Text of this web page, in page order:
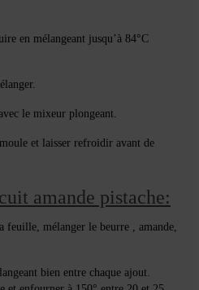
en mélangeant jusqu’à 84°C
le mixeur plongeant.
et laisser refroidir avant de
amande pistache:
feuille, mélanger le beurre , amande,
bien entre chaque ajout.